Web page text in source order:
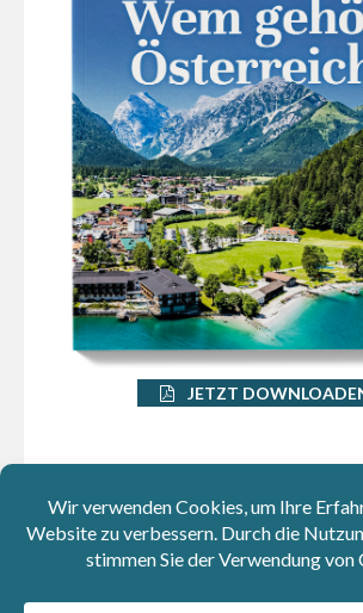
JETZT
Aktuelle Episode: Barbara Blaha über
die "Funkenschwestern"